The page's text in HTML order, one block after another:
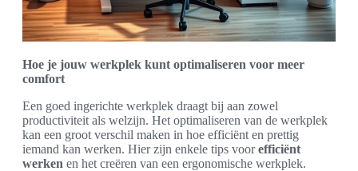
Hoe je jouw werkplek kunt optimaliseren voor meer
comfort
Een goed ingerichte werkplek draagt bij aan zowel
productiviteit als welzijn. Het optimaliseren van de werkplek
kan een groot verschil maken in hoe efficiënt en prettig
iemand kan werken. Hier zijn enkele tips voorefficiënt
werken en het creëren van een ergonomische werkplek.